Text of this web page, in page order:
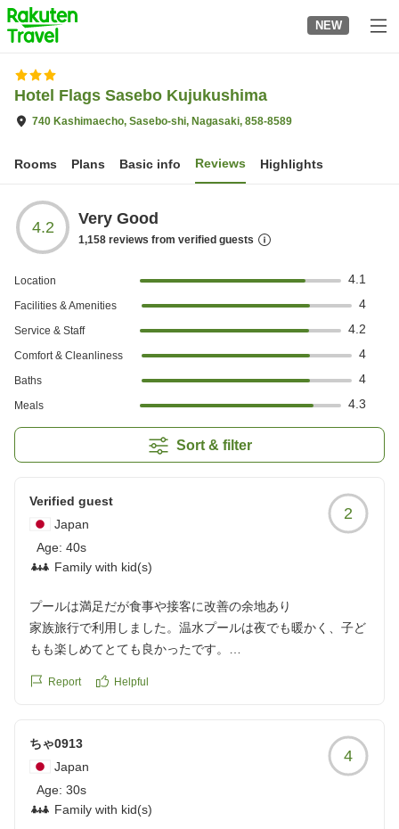
to
top
page
NEW
Hotel Flags Sasebo Kujukushima
740 Kashimaecho, Sasebo-shi, Nagasaki, 858-8589
Rooms Plans Basic info Reviews Highlights
4.2 Very Good
1,158 reviews from verified guests
Location 4.1
Facilities & Amenities 4
Service & Staff 4.2
Comfort & Cleanliness 4
Baths 4
Meals 4.3
Sort & filter
Verified guest
Japan
Age: 40s
Family with kid(s)
2
プールは満足だが食事や接客に改善の余地あり
家族旅行で利用しました。温水プールは夜でも暖かく、子ど
もも楽しめてとても良かったです。
た。また、バイキング会場の接客もあまり良い印象を受けま
部屋の外に設置されている室外機の音が気になり、夜は少し
プールは満足できましたが、食事や設備、接客が改善されれ
ば、さらに良いホテルになると思います。
クチコミの詳細はこちらから
Report Helpful
ちゃ0913
Japan
Age: 30s
Family with kid(s)
4